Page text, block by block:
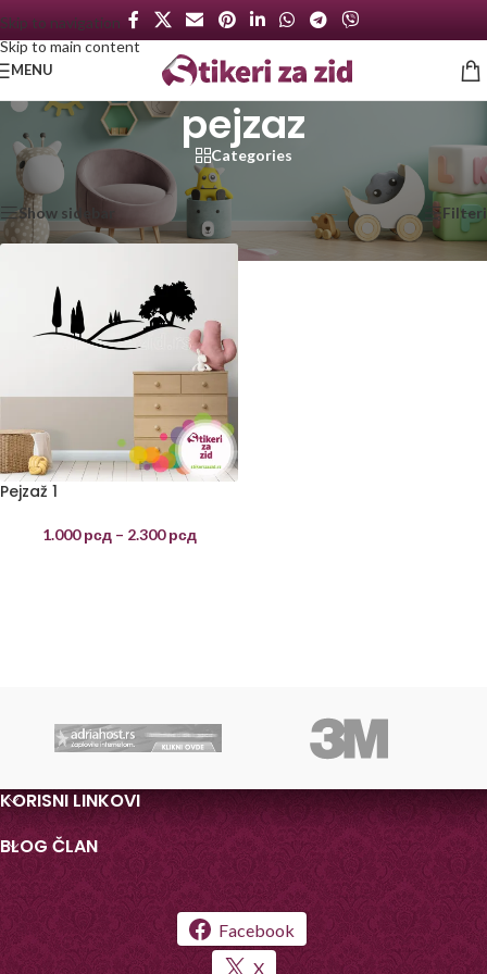
Skip to navigation
Skip to main content
MENU
pejzaz
Categories
Početna
Proizvod označen „pejzaz“ Prikazan jedan rezultat
Show sidebar Filteri
Pejzaž 1
1.000рсд – 2.300рсд
KORISNI LINKOVI
BLOG ČLAN
Facebook
X